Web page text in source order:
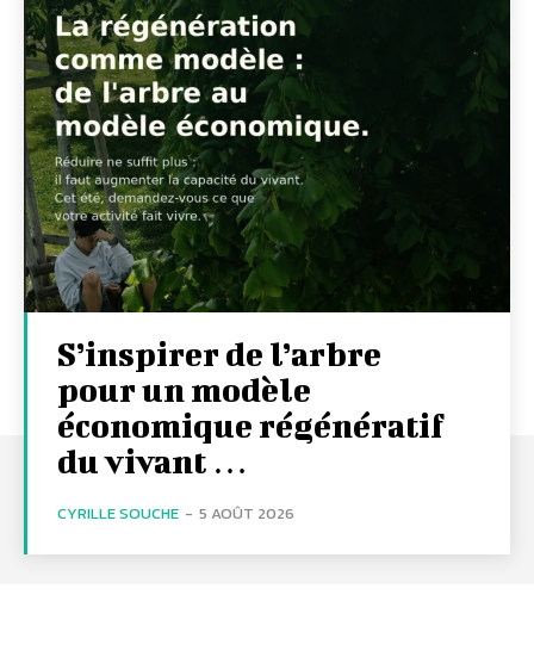
S’inspirer de l’arbre
pour un modèle
économique régénératif
du vivant …
CYRILLE SOUCHE - 5 AOÛT 2026